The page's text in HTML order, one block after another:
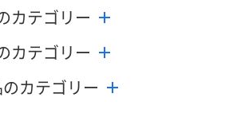
カテゴリー
カテゴリー
のカテゴリー